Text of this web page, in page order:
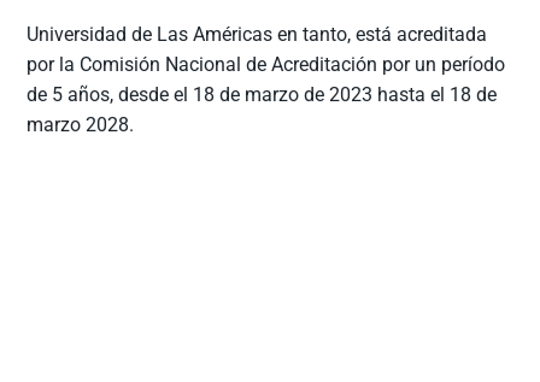
Universidad de Las Américas en tanto, está acreditada
por la Comisión Nacional de Acreditación por un período
de 5 años, desde el 18 de marzo de 2023 hasta el 18 de
marzo 2028.